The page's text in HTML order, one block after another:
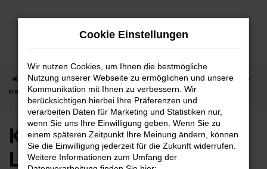
Zum
Startseite Freudenstadt Kia
Kia Neuwagen | Lieferservice nach
Freudenstadt
Kia Neuwagen |
Lieferservice nach
Cookie Einstellungen
Wir nutzen Cookies, um Ihnen die bestmögliche
Nutzung unserer Webseite zu ermöglichen und unsere
Kommunikation mit Ihnen zu verbessern. Wir
berücksichtigen hierbei Ihre Präferenzen und
verarbeiten Daten für Marketing und Statistiken nur,
wenn Sie uns Ihre Einwilligung geben. Wenn Sie zu
einem späteren Zeitpunkt Ihre Meinung ändern, können
Sie die Einwilligung jederzeit für die Zukunft widerrufen.
Weitere Informationen zum Umfang der